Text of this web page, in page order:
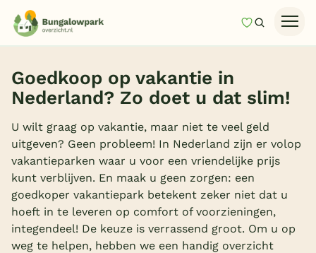
MijnZoeken
Last minutes
Zomervakantie
Nazomeren
Vakantiehuizen
Vakantiepark keuzehulp
Onze vakantiegidsen
Goedkoop op vakantie in
Nederland? Zo doet u dat slim!
U wilt graag op vakantie, maar niet te veel geld
uitgeven? Geen probleem! In Nederland zijn er volop
vakantieparken waar u voor een vriendelijke prijs
kunt verblijven. En maak u geen zorgen: een
goedkoper vakantiepark betekent zeker niet dat u
hoeft in te leveren op comfort of voorzieningen,
integendeel! De keuze is verrassend groot. Om u op
weg te helpen, hebben we een handig overzicht